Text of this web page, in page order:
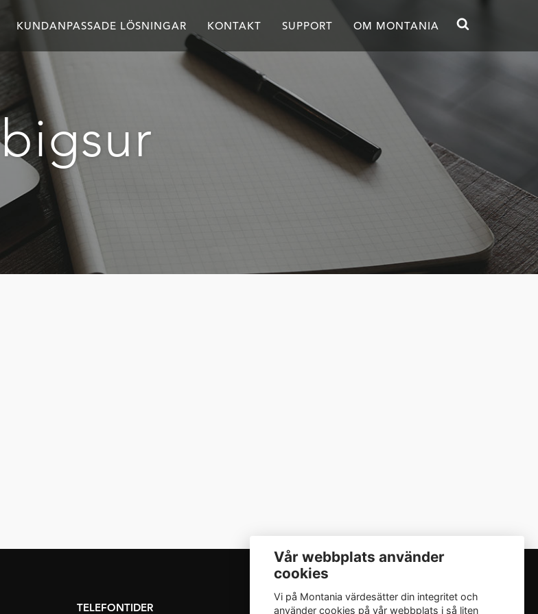
KUNDANPASSADE LÖSNINGAR KONTAKT SUPPORT OM MONTANIA
bigsur
TELEFONTIDER INTEGRITET
Vår webbplats använder
cookies
Vi på Montania värdesätter din integritet och
använder cookies på vår webbplats i så liten